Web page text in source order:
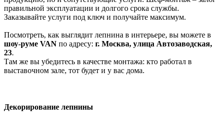
правильной эксплуатации и долгого срока службы.
Заказывайте услуги под ключ и получайте максимум.
Посмотреть, как выглядит лепнина в интерьере, вы можете в
шоу-руме VAN по адресу: г. Москва, улица Автозаводская,
23.
Там же вы убедитесь в качестве монтажа: кто работал в
выставочном зале, тот будет и у вас дома.
Декорирование лепнины